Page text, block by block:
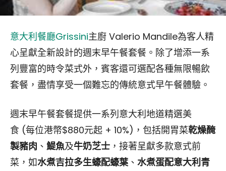
意大利餐廳Grissini主廚 Valerio Mandile為客人精
心呈獻全新設計的週末早午餐套餐。除了增添一系
列豐富的時令菜式外，賓客還可選配各種無限暢飲
套餐，盡情享受一個難忘的傳統意式早午餐體驗。
週末早午餐套餐提供一系列意大利地道精選美
食 (每位港幣$880元起 + 10%)，包括開胃菜乾燥醃
製豬肉 、 鯷魚及牛奶芝士 ，接著呈獻多款意式前
菜，如水煮吉拉多生蠔配蠔葉 、 水煮蛋配意大利青